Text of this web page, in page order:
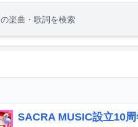
の楽曲・歌詞を検索
SACRA MUSIC設立10